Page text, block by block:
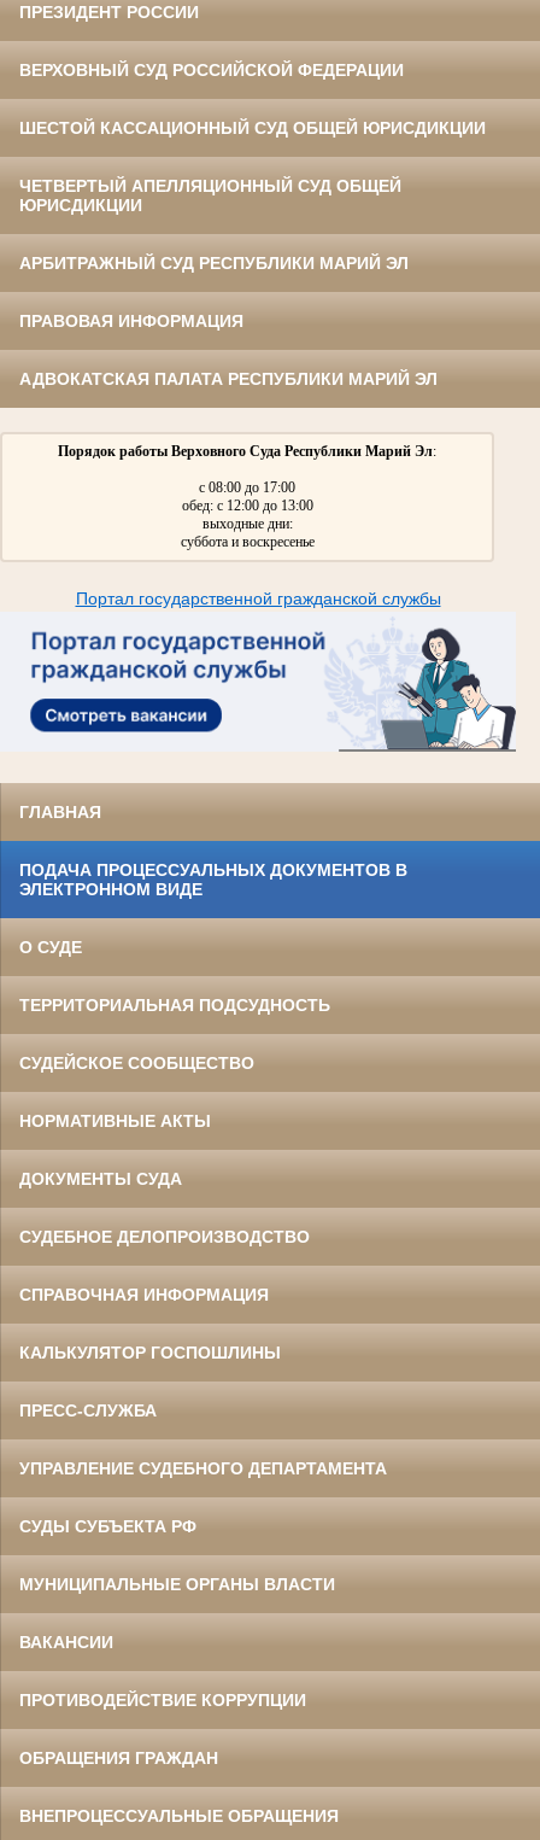
ПРЕЗИДЕНТ РОССИИ
ВЕРХОВНЫЙ СУД РОССИЙСКОЙ ФЕДЕРАЦИИ
ШЕСТОЙ КАССАЦИОННЫЙ СУД ОБЩЕЙ ЮРИСДИКЦИИ
ЧЕТВЕРТЫЙ АПЕЛЛЯЦИОННЫЙ СУД ОБЩЕЙ
ЮРИСДИКЦИИ
АРБИТРАЖНЫЙ СУД РЕСПУБЛИКИ МАРИЙ ЭЛ
ПРАВОВАЯ ИНФОРМАЦИЯ
АДВОКАТСКАЯ ПАЛАТА РЕСПУБЛИКИ МАРИЙ ЭЛ
Порядок работы Верховного Суда Республики Марий Эл:
с 08:00 до 17:00
обед: с 12:00 до 13:00
выходные дни:
суббота и воскресенье
Портал государственной гражданской службы
ГЛАВНАЯ
ПОДАЧА ПРОЦЕССУАЛЬНЫХ ДОКУМЕНТОВ В
ЭЛЕКТРОННОМ ВИДЕ
О СУДЕ
ТЕРРИТОРИАЛЬНАЯ ПОДСУДНОСТЬ
СУДЕЙСКОЕ СООБЩЕСТВО
НОРМАТИВНЫЕ АКТЫ
ДОКУМЕНТЫ СУДА
СУДЕБНОЕ ДЕЛОПРОИЗВОДСТВО
СПРАВОЧНАЯ ИНФОРМАЦИЯ
КАЛЬКУЛЯТОР ГОСПОШЛИНЫ
ПРЕСС-СЛУЖБА
УПРАВЛЕНИЕ СУДЕБНОГО ДЕПАРТАМЕНТА
СУДЫ СУБЪЕКТА РФ
МУНИЦИПАЛЬНЫЕ ОРГАНЫ ВЛАСТИ
ВАКАНСИИ
ПРОТИВОДЕЙСТВИЕ КОРРУПЦИИ
ОБРАЩЕНИЯ ГРАЖДАН
ВНЕПРОЦЕССУАЛЬНЫЕ ОБРАЩЕНИЯ